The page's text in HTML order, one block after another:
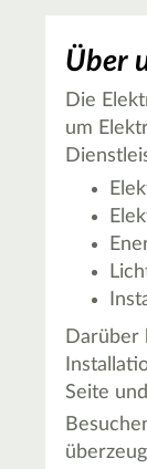
Über
Die
um
Darüber
Seite